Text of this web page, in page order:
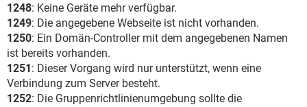
1248: Keine Geräte mehr verfügbar.
1249: Die angegebene Webseite ist nicht vorhanden.
1250: Ein Domän-Controller mit dem angegebenen Namen
ist bereits vorhanden.
1251: Dieser Vorgang wird nur unterstützt, wenn eine
Verbindung zum Server besteht.
1252: Die Gruppenrichtlinienumgebung sollte die